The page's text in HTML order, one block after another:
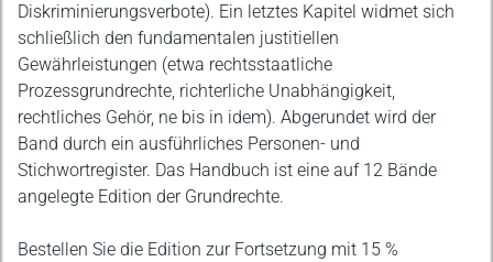
Diskriminierungsverbote). Ein letztes Kapitel widmet sich
schließlich den fundamentalen justitiellen
Gewährleistungen (etwa rechtsstaatliche
Prozessgrundrechte, richterliche Unabhängigkeit,
rechtliches Gehör, ne bis in idem). Abgerundet wird der
Band durch ein ausführliches Personen- und
Stichwortregister. Das Handbuch ist eine auf 12 Bände
angelegte Edition der Grundrechte.
Bestellen Sie die Edition zur Fortsetzung mit 15 %